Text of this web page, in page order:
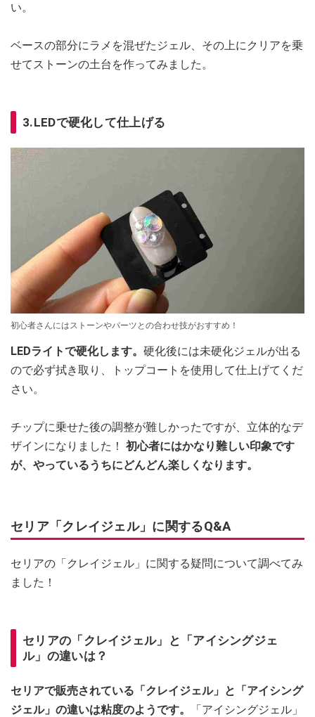
い。
ベースの部分にラメを混ぜたジェル、その上にクリアを乗
せてストーンの土台を作ってみました。
3.LEDで硬化して仕上げる
初心者さんにはストーンやパーツとの合わせ技がおすすめ！
LEDライトで硬化します。 硬化後には未硬化ジェルが出る
ので必ず拭き取り、トップコートを使用して仕上げてくだ
さい。
チップに乗せた後の調整が難しかったですが、立体的なデ
ザインになりました！ 初心者にはかなり難しい印象です
が、やっているうちにどんどん楽しくなります。
セリア「クレイジェル」に関するQ&A
セリアの「クレイジェル」に関する疑問について調べてみ
ました！
セリアの「クレイジェル」と「アイシングジェ
ル」の違いは？
セリアで販売されている「クレイジェル」と「アイシング
ジェル」の違いは粘度のようです。
「アイシングジェル」